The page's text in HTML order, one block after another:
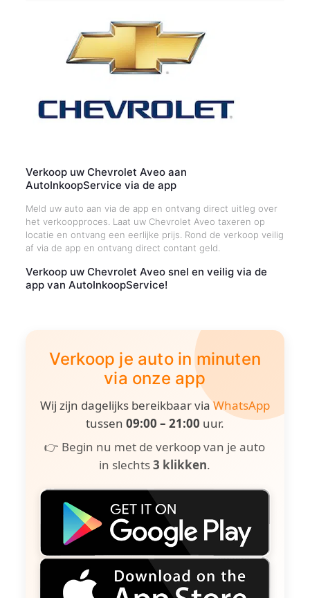
Verkoop uw Chevrolet Aveo aan
AutoInkoopService via de app
Meld uw auto aan via de app en ontvang direct uitleg over
het verkoopproces. Laat uw Chevrolet Aveo taxeren op
locatie en ontvang een eerlijke prijs. Rond de verkoop veilig
af via de app en ontvang direct contant geld.
Verkoop uw Chevrolet Aveo snel en veilig via de
app van AutoInkoopService!
Verkoop je auto in minuten
via onze app
Wij zijn dagelijks bereikbaar viaWhatsApp
tussen 09:00 – 21:00 uur.
👉 Begin nu met de verkoop van je auto
in slechts3 klikken.